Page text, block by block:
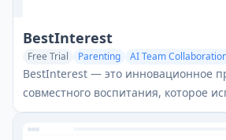
BestInterest
Free Trial Parenting
AI Team
Mental Health Support
BestInterest — это инновационное
совместного воспитания, которое
посредничество для
высококонфликтной коммуникации и